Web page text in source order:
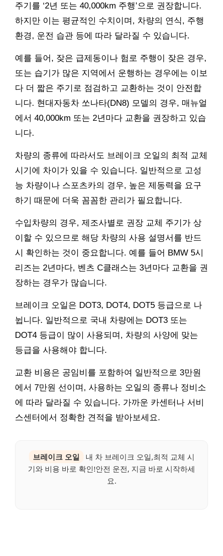
주기를 ‘2년 또는 40,000km 주행’으로 권장합니다.
하지만 이는 평균적인 수치이며, 차량의 연식, 주행
환경, 운전 습관 등에 따라 달라질 수 있습니다.
예를 들어, 잦은 급제동이나 험로 주행이 잦은 경우,
또는 습기가 많은 지역에서 운행하는 경우에는 이보
다 더 짧은 주기로 점검하고 교환하는 것이 안전합
니다. 현대자동차 쏘나타(DN8) 모델의 경우, 매뉴얼
에서 40,000km 또는 2년마다 교환을 권장하고 있습
니다.
차량의 종류에 따라서도 브레이크 오일의 최적 교체
시기에 차이가 있을 수 있습니다. 일반적으로 고성
능 차량이나 스포츠카의 경우, 높은 제동력을 요구
하기 때문에 더욱 꼼꼼한 관리가 필요합니다.
수입차량의 경우, 제조사별로 권장 교체 주기가 상
이할 수 있으므로 해당 차량의 사용 설명서를 반드
시 확인하는 것이 중요합니다. 예를 들어 BMW 5시
리즈는 2년마다, 벤츠 C클래스는 3년마다 교환을 권
장하는 경우가 많습니다.
브레이크 오일은 DOT3, DOT4, DOT5 등급으로 나
뉩니다. 일반적으로 국내 차량에는 DOT3 또는
DOT4 등급이 많이 사용되며, 차량의 사양에 맞는
등급을 사용해야 합니다.
교환 비용은 공임비를 포함하여 일반적으로 3만원
에서 7만원 선이며, 사용하는 오일의 종류나 정비소
에 따라 달라질 수 있습니다. 가까운 카센터나 서비
스센터에서 정확한 견적을 받아보세요.
브레이크 오일
내 차 브레이크 오일,최적 교체 시
기와 비용 바로 확인!안전 운전, 지금 바로 시작하세
요.